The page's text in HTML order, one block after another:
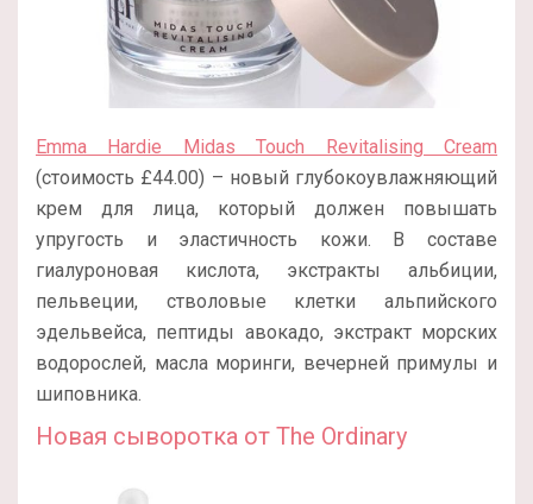
Emma Hardie Midas Touch Revitalising Cream
(стоимость £44.00) – новый глубокоувлажняющий
крем для лица, который должен повышать
упругость и эластичность кожи. В составе
гиалуроновая кислота, экстракты альбиции,
пельвеции, стволовые клетки альпийского
эдельвейса, пептиды авокадо, экстракт морских
водорослей, масла моринги, вечерней примулы и
шиповника.
Новая сыворотка от The Ordinary